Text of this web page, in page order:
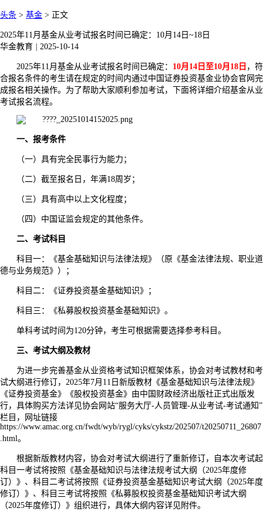
头条 > 基金 > 正文
2025年11月基金从业考试报名时间已确定：10月14日~18日
华金教育
2025-10-14
2025年11月基金从业考试报名时间已确定： 10月14日至10月18日 ，符
合报名条件的考生请在规定的时间内通过中国证券投资基金业协会官网完
成报名相关操作。为了帮助大家顺利参加考试，下面将详细介绍基金从业
考试报名流程。
一、报考条件
（一）具有完全民事行为能力；
（二）截至报名日，年满18周岁；
（三）具有高中以上文化程度；
（四）中国证监会规定的其他条件。
二、考试科目
科目一：《基金基础知识与法律法规》（原《基金法律法规、职业道
德与业务规范》）；
科目二：《证券投资基金基础知识》；
科目三：《私募股权投资基金基础知识》。
单科考试时间为120分钟，考生可根据需要选择参考科目。
三、考试大纲及教材
为进一步完善基金从业资格考试知识框架体系，协会对考试教材和考
试大纲进行修订，2025年7月11日新版教材《基金基础知识与法律法规》
《证券投资基金》《股权投资基金》由中国财政经济出版社正式出版发
行，具体购买方法详见协会网站“服务大厅-人员管理-从业考试-考试通知”
栏目，网址链接
https://www.amac.org.cn/fwdt/wyb/rygl/cyks/cykstz/202507/t20250711_26807
.html。
根据新版教材内容，协会对考试大纲进行了重新修订，自本次考试起
科目一考试将按照《基金基础知识与法律法规考试大纲（2025年度修
订）》、科目二考试将按照《证券投资基金基础知识考试大纲（2025年度
修订）》、科目三考试将按照《私募股权投资基金基础知识考试大纲
（2025年度修订）》组织进行，具体大纲内容详见附件。